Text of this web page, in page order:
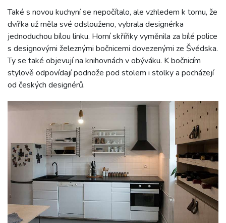
Také s novou kuchyní se nepočítalo, ale vzhledem k tomu, že
dvířka už měla své odslouženo, vybrala designérka
jednoduchou bílou linku. Horní skříňky vyměnila za bílé police
s designovými železnými bočnicemi dovezenými ze Švédska.
Ty se také objevují na knihovnách v obýváku. K bočnicím
stylově odpovídají podnože pod stolem i stolky a pocházejí
od českých designérů.